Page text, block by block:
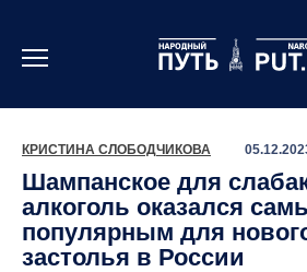
содержанию
КРИСТИНА СЛОБОДЧИКОВА
Шампанское для
алкоголь оказался
популярным для
застолья в России